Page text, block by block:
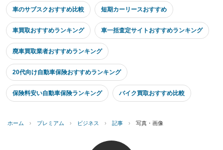
車のサブスクおすすめ比較 短期カーリースおすすめ
車買取おすすめランキング 車一括査定サイトおすすめランキング
廃車買取業者おすすめランキング
20代向け自動車保険おすすめランキング
保険料安い自動車保険ランキング バイク買取おすすめ比較
ホーム › プレミアム › ビジネス › 記事 › 写真・画像